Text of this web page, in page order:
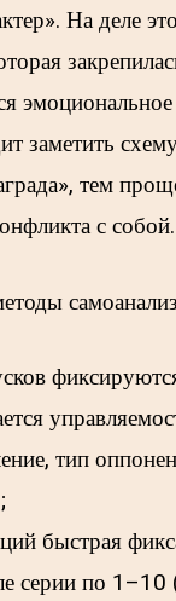
На деле
заметить
тем
с собой.
тип
быстрая
серии по 1–10